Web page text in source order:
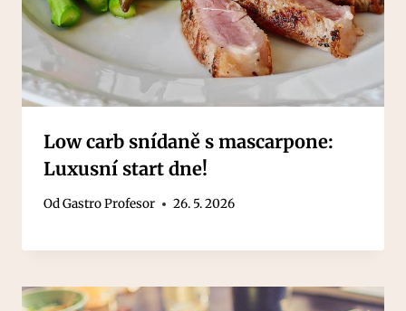
Low carb snídaně s mascarpone:
Luxusní start dne!
OdGastro Profesor 26. 5. 2026